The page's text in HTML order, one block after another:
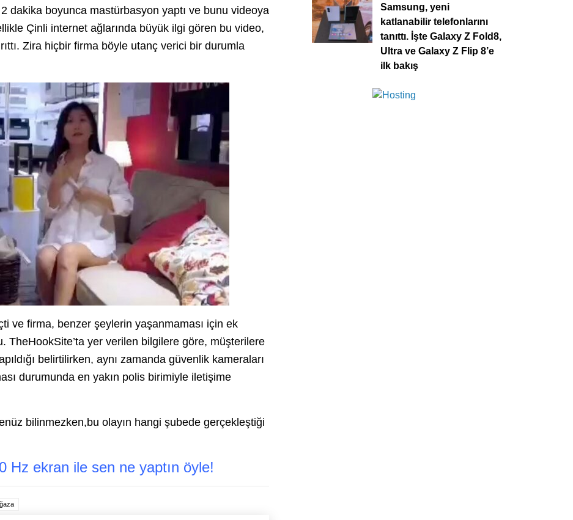
dakika boyunca mastürbasyon yaptı ve bunu videoya
Çinli internet ağlarında büyük ilgi gören bu video,
Zira hiçbir firma böyle utanç verici bir durumla
ve firma, benzer şeylerin yaşanmaması için ek
TheHookSite’ta yer verilen bilgilere göre, müşterilere
belirtilirken, aynı zamanda güvenlik kameraları
durumunda en yakın polis birimiyle iletişime
bilinmezken,bu olayın hangi şubede gerçekleştiği
Hz ekran ile sen ne yaptın öyle!
Samsung, yeni
katlanabilir telefonlarını
tanıttı. İşte Galaxy Z Fold8,
Ultra ve Galaxy Z Flip 8’e
ilk bakış